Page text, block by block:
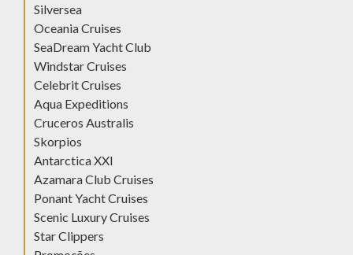
Silversea
Oceania Cruises
SeaDream Yacht Club
Windstar Cruises
Celebrit Cruises
Aqua Expeditions
Cruceros Australis
Skorpios
Antarctica XXI
Azamara Club Cruises
Ponant Yacht Cruises
Scenic Luxury Cruises
Star Clippers